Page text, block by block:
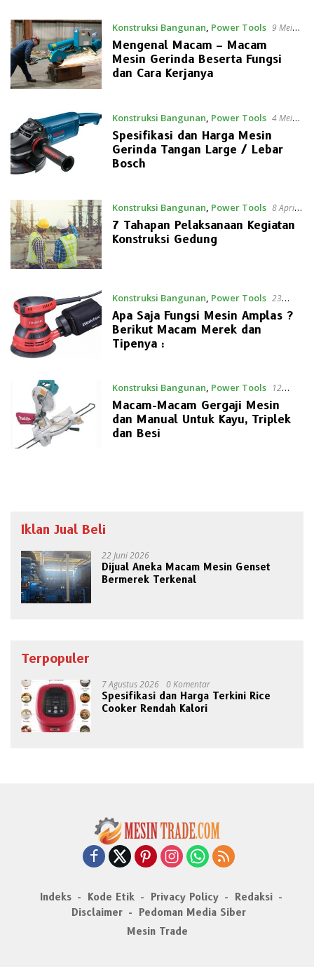
Konstruksi Bangunan, Power Tools 9 Mei
2021
Mengenal Macam – Macam
Mesin Gerinda Beserta Fungsi
dan Cara Kerjanya
Konstruksi Bangunan Power Tools 4 Mei
2021
Spesifikasi dan Harga Mesin
Gerinda Tangan Large / Lebar
Bosch
Konstruksi Bangunan, Power Tools 8 April
2021
7 Tahapan Pelaksanaan Kegiatan
Konstruksi Gedung
Konstruksi Bangunan Power Tools 23
Maret 2021
Apa Saja Fungsi Mesin Amplas ?
Berikut Macam Merek dan
Tipenya :
Konstruksi Bangunan, Power Tools
12
Maret 2021
Macam-Macam Gergaji Mesin
dan Manual Untuk Kayu, Triplek
dan Besi
Iklan Jual Beli
22 Juni 2026
Dijual Aneka Macam Mesin Genset
Bermerek Terkenal
Terpopuler
7 Agustus 2026 0 Komentar
Spesifikasi dan Harga Terkini Rice
Cooker Rendah Kalori
Indeks Kode Etik Privacy Policy
Redaksi
Disclaimer
Pedoman Media Siber
Mesin Trade